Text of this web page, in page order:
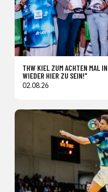
THW KIEL ZUM ACHTEN MAL
WIEDER HIER ZU SEIN!"
02.08.26